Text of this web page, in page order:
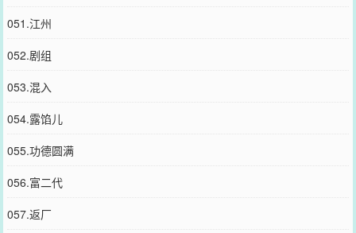
051.江州
052.剧组
053.混入
054.露馅儿
055.功德圆满
056.富二代
057.返厂